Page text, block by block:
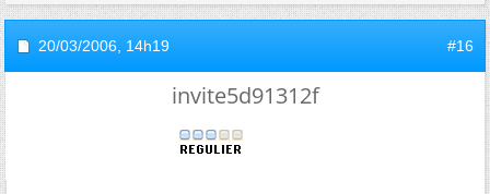
20/03/2006, 14h19 #16
invite5d91312f